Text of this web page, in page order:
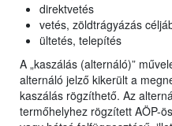
direktvetés
vetés, zöldtrágyázás
ültetés, telepítés
A „kaszálás (alternáló)”
alternáló jelző kikerült a
kaszálás rögzíthető. Az
termőhelyhez rögzített AÖP-